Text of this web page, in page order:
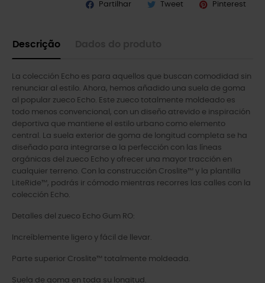
Partilhar Tweet Pinterest
Descrição
La colección Echo es para aquellos que buscan comodidad sin
renunciar al estilo. Ahora, hemos añadido una suela de goma
al popular zueco Echo. Este zueco totalmente moldeado es
todo menos convencional, con un diseño atrevido e inspiración
deportiva que mantiene el estilo urbano como elemento
central. La suela exterior de goma de longitud completa se ha
diseñado para integrarse a la perfección con las líneas
orgánicas del zueco Echo y ofrecer una mayor tracción en
cualquier terreno. Con la construcción Croslite™ y la plantilla
LiteRide™, podrás ir cómodo mientras recorres las calles con la
colección Echo.
Detalles del zueco Echo Gum RO:
Increíblemente ligero y fácil de llevar.
Parte superior Croslite™ totalmente moldeada.
Suela de goma en toda su longitud.